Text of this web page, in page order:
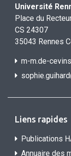
Université
Place du
CS 24307
35043 Rennes
m-m.de-
Liens rapides
Publications
Annuaire des